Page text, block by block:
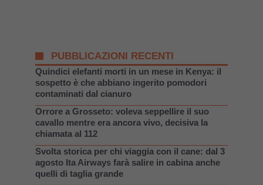
PUBBLICAZIONI RECENTI
Quindici elefanti morti in un mese in Kenya: il
sospetto è che abbiano ingerito pomodori
contaminati dal cianuro
Orrore a Grosseto: voleva seppellire il suo
cavallo mentre era ancora vivo, decisiva la
chiamata al 112
Svolta storica per chi viaggia con il cane: dal 3
agosto Ita Airways farà salire in cabina anche
quelli di taglia grande